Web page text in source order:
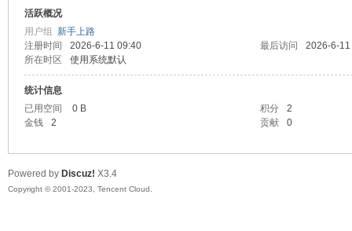
活跃概况
用户组 新手上路
注册时间
2026-6-11 09:40 最后访问
2026-6-
所在时区
使用系统默认
统计信息
已用空间
0 B 积分
2
金钱
2 贡献 0
Powered by Discuz! X3.4
Copyright © 2001-2023, Tencent Cloud.